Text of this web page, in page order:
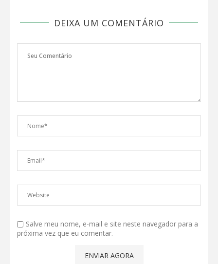
DEIXA UM COMENTÁRIO
Salve meu nome, e-mail e site neste navegador para a
próxima vez que eu comentar.